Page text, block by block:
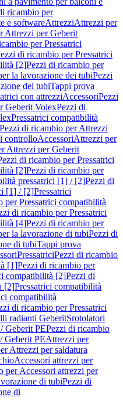
ricambio per
e softwareAttrezziAttrezzi per
Attrezzi per Geberit
per Pressatrici
di ricambio per Pressatrici
[2]Pezzi di ricambio per
la lavorazione dei tubiPezzi
dei tubiTappi prova
con attrezziAccessoriPezzi
Geberit VolexPezzi di
Pressatrici compatibilità
Pezzi di ricambio per Attrezzi
controlloAccessoriAttrezzi per
Attrezzi per Geberit
di ricambio per Pressatrici
[2]Pezzi di ricambio per
pressatrici [1] / [2]Pezzi di
[1] / [2]Pressatrici
per Pressatrici compatibilità
di ricambio per Pressatrici
[4]Pezzi di ricambio per
la lavorazione di tubiPezzi di
di tubiTappi prova
PressatriciPezzi di ricambio
[1]Pezzi di ricambio per
compatibilità [2]Pezzi di
[2]Pressatrici compatibilità
compatibilità
di ricambio per Pressatrici
radianti GeberitSrotolatori
Geberit PEPezzi di ricambio
Geberit PEAttrezzi per
Attrezzi per saldatura
Accessori attrezzi per
per Accessori attrezzi per
di tubiPezzi di
di